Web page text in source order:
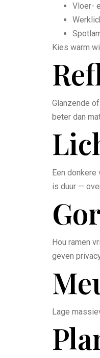
Vloer-
Kies warm
Glanzende
beter dan
Een
is duur —
Hou ramen
geven
Lage